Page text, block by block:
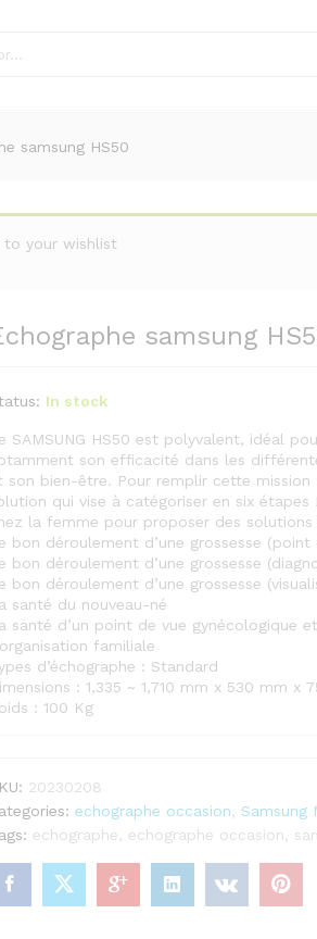
samsung HS50
to your wishlist
samsung
In stock
SAMSUNG HS50 est polyvalent, idéal
son efficacité dans les
son bien-être. Pour remplir cette mission
qui vise à catégoriser en six
la femme pour proposer des
bon déroulement d’une grossesse
bon déroulement d’une grossesse
bon déroulement d’une grossesse
santé du nouveau-né
santé d’un point de vue gynécologique
familiale
d’échographe : Standard
: 1,335 ~ 1,710 mm x 530 mm x
: 100 Kg
20230208
echographe occasion
Samsung
echographe echographe occasion